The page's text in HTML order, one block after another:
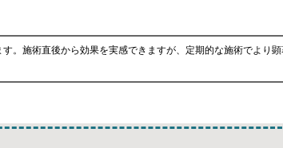
。施術直後から効果を実感できますが、定期的な施術でより